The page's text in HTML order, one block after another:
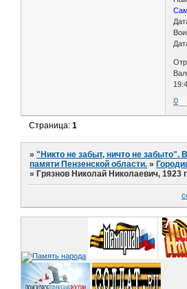
0
Страница:1
»"Никто не забыт, ничто не забыто".
памяти Пензенской области. »
» Грязнов Николай Николаевич, 1923